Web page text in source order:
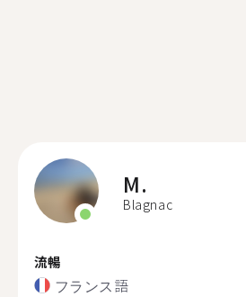
M.
Blagnac
流暢
フランス語